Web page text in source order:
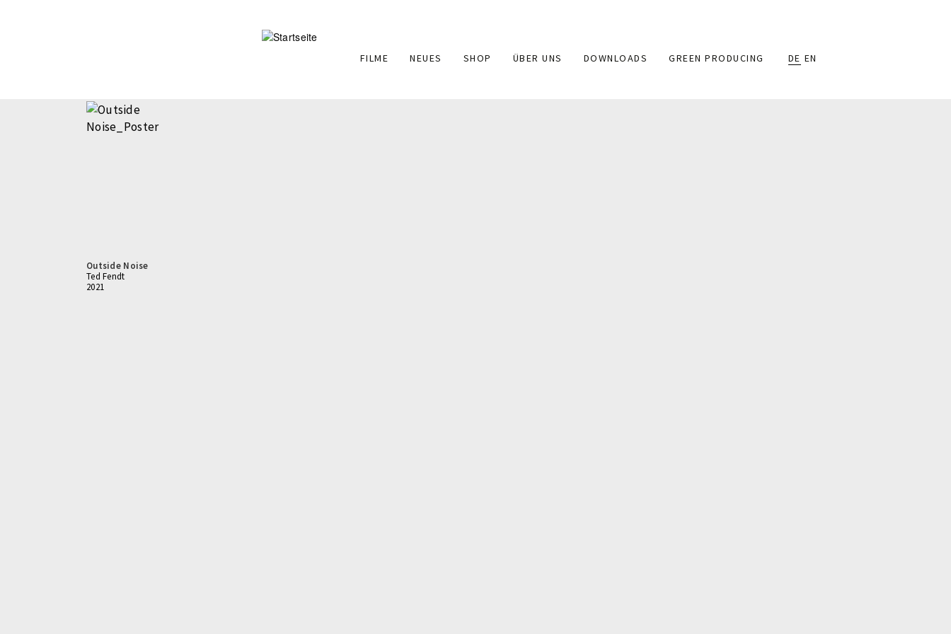
Main
FILME NEUES SHOP ÜBER UNS DOWNLOADS GREEN PRODUCING DE EN
Outside Noise
Ted Fendt
2021